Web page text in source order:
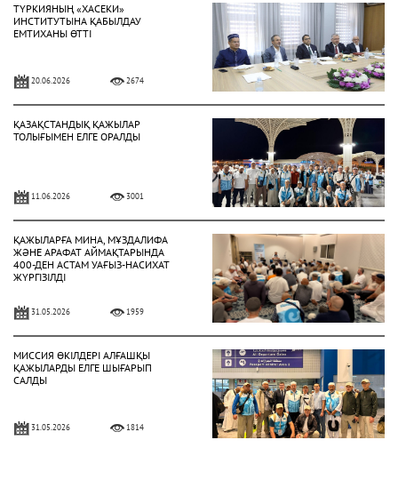
ТҮРКИЯНЫҢ «ХАСЕКИ»
ИНСТИТУТЫНА ҚАБЫЛДАУ
ЕМТИХАНЫ ӨТТІ
20.06.2026 2674
ҚАЗАҚСТАНДЫҚ ҚАЖЫЛАР
ТОЛЫҒЫМЕН ЕЛГЕ ОРАЛДЫ
11.06.2026 3001
ҚАЖЫЛАРҒА МИНА, МҰЗДАЛИФА
ЖӘНЕ АРАФАТ АЙМАҚТАРЫНДА
400-ДЕН АСТАМ УАҒЫЗ-НАСИХАТ
ЖҮРГІЗІЛДІ
31.05.2026 1959
МИССИЯ ӨКІЛДЕРІ АЛҒАШҚЫ
ҚАЖЫЛАРДЫ ЕЛГЕ ШЫҒАРЫП
САЛДЫ
31.05.2026 1814